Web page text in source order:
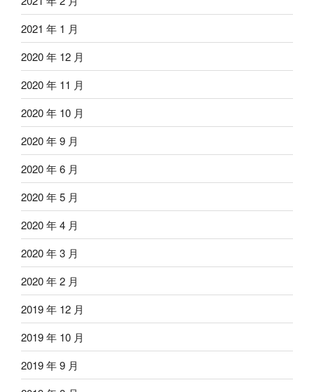
2021 年 1 月
2020 年 12 月
2020 年 11 月
2020 年 10 月
2020 年 9 月
2020 年 6 月
2020 年 5 月
2020 年 4 月
2020 年 3 月
2020 年 2 月
2019 年 12 月
2019 年 10 月
2019 年 9 月